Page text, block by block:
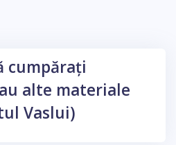
cumpărați
alte materiale
Vaslui)